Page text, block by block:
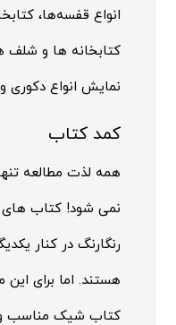
انواع قفسه‌ها،
کتابخانه ها و شلف
نمایش انواع دکوری
کمد کتاب
همه لذت مطالعه
نمی شود! کتاب های
رنگارنگ در کنار
هستند. اما برای
کتاب شیک مناسب و